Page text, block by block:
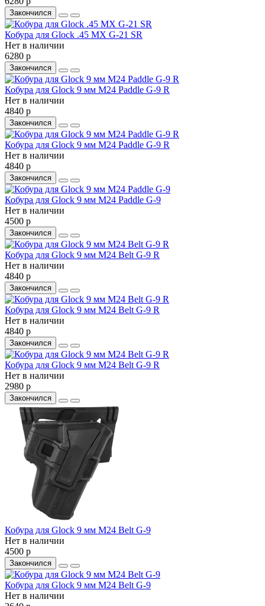
Закончился
Кобура для Glock .45 MX G-21 SR
Нет в наличии
6280 р
Закончился
Кобура для Glock 9 мм M24 Paddle G-9 R
Нет в наличии
4840 р
Закончился
Кобура для Glock 9 мм M24 Paddle G-9 R
Нет в наличии
4840 р
Закончился
Кобура для Glock 9 мм M24 Paddle G-9
Нет в наличии
4500 р
Закончился
Кобура для Glock 9 мм M24 Belt G-9 R
Нет в наличии
4840 р
Закончился
Кобура для Glock 9 мм M24 Belt G-9 R
Нет в наличии
4840 р
Закончился
Кобура для Glock 9 мм M24 Belt G-9 R
Нет в наличии
2980 р
Закончился
Кобура для Glock 9 мм M24 Belt G-9
Нет в наличии
4500 р
Закончился
Кобура для Glock 9 мм M24 Belt G-9
Нет в наличии